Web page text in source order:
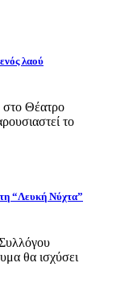
λαού
στο Θέατρο
το
“Λευκή Νύχτα”
θα ισχύσει